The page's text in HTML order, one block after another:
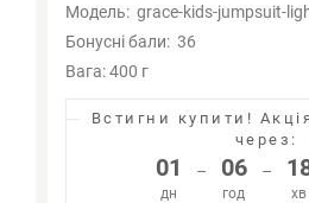
Модель: grace-kids-jumpsuit-
Бонусні бали: 36
Вага: 400 г
Встигни купити!
через:
01
дн
– 06
год
–
хв